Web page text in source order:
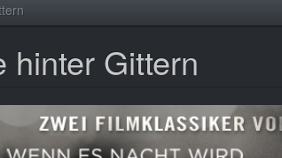
hinter Gittern